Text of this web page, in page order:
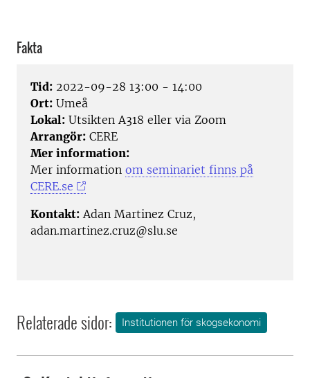
Fakta
Tid: 2022-09-28 13:00 - 14:00
Ort: Umeå
Lokal: Utsikten A318 eller via Zoom
Arrangör: CERE
Mer information:
Mer information om seminariet finns på
CERE.se
Kontakt: Adan Martinez Cruz,
adan.martinez.cruz@slu.se
Relaterade sidor: Institutionen för skogsekonomi